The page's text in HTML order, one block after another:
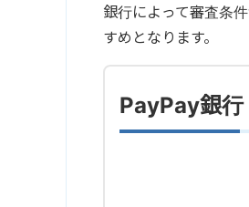
銀行によって審査条件
すめとなります。
PayPay銀